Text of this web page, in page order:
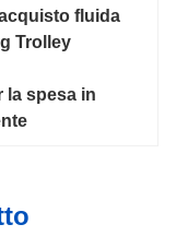
fluida
Trolley
la spesa in